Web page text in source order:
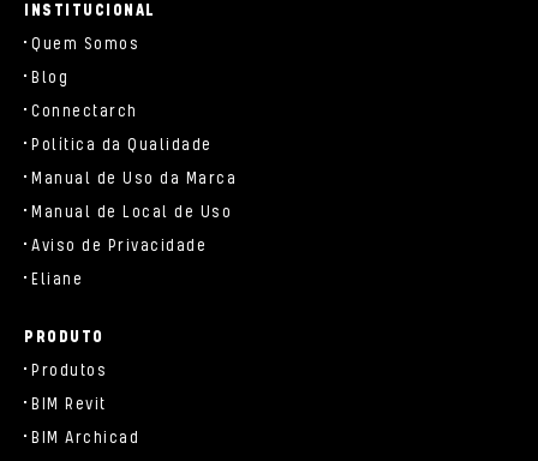
INSTITUCIONAL
Quem Somos
Blog
Connectarch
Política da Qualidade
Manual de Uso da Marca
Manual de Local de Uso
Aviso de Privacidade
Eliane
PRODUTO
Produtos
BIM Revit
BIM Archicad